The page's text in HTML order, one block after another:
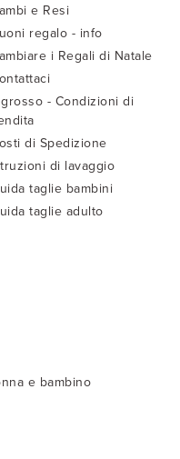
e bambino
e Resi
regalo - info
i Regali di Natale
- Condizioni di
di Spedizione
di lavaggio
taglie bambini
taglie adulto